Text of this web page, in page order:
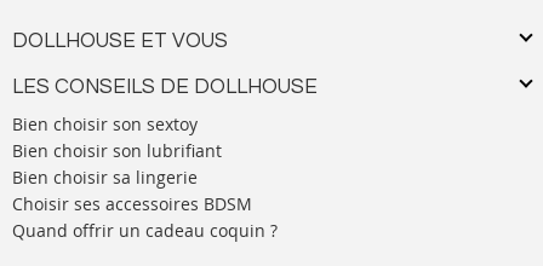
DOLLHOUSE ET VOUS
LES CONSEILS DE DOLLHOUSE
Bien choisir son sextoy
Bien choisir son lubrifiant
Bien choisir sa lingerie
Choisir ses accessoires BDSM
Quand offrir un cadeau coquin ?